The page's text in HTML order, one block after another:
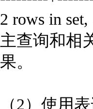
2 rows in
主查询和相
果。
（2）使用